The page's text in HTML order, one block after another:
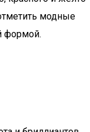
мод­ные
формой.